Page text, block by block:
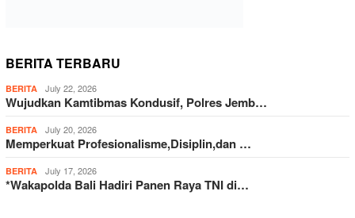
BERITA TERBARU
BERITA July 22, 2026
Wujudkan Kamtibmas Kondusif, Polres Jemb…
BERITA July 20, 2026
Memperkuat Profesionalisme,Disiplin,dan …
BERITA July 17, 2026
*Wakapolda Bali Hadiri Panen Raya TNI di…